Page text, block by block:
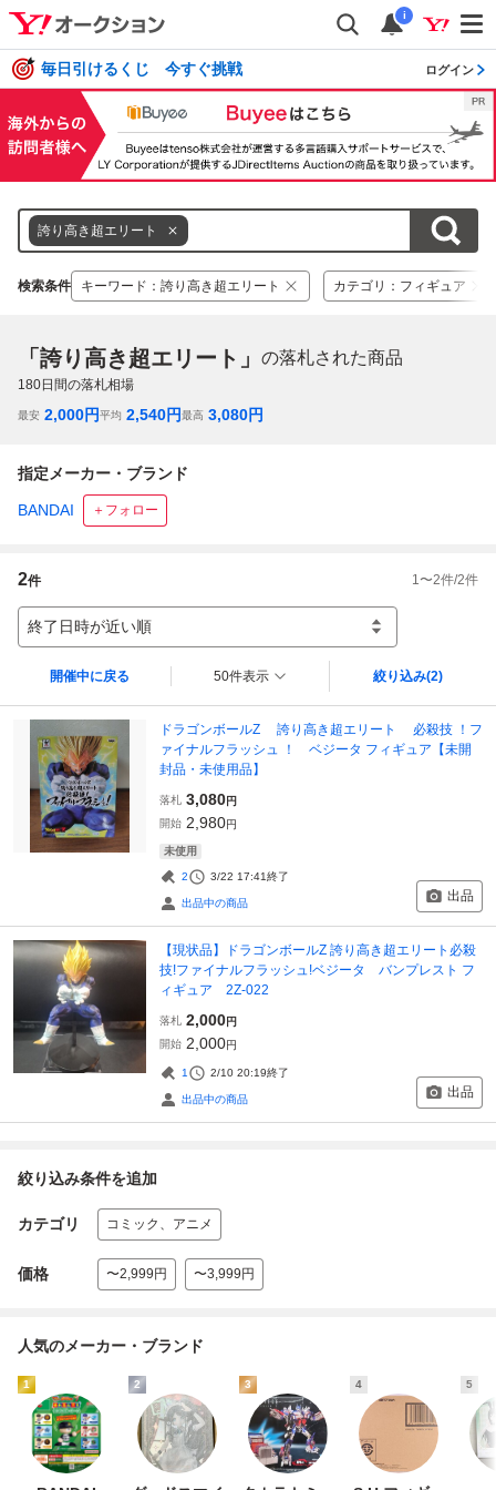
i
毎日引けるくじ 今すぐ挑戦 ログイン
誇り高き超エリート
検索条件 キーワード ： 誇り高き超エリート カテゴリ ： フィギュア
「誇り高き超エリート」 の落札された商品
180日間の落札相場
最安 2,000円平均 2,540円最高 3,080円
指定メーカー・ブランド
BANDAI ＋フォロー
2件 1 〜2件/2件
終了日時が近い順
開催中に戻る 50件表示 絞り込み(2)
ドラゴンボールZ 誇り高き超エリート 必殺技 ！フ
ァイナルフラッシュ ！ ベジータ フィギュア【未開
封品・未使用品】
落札 3,080円
開始 2,980円
未使用
2 3/22 17:41終了
出品中の商品 出品
【現状品】ドラゴンボールZ 誇り高き超エリート必殺
技!ファイナルフラッシュ!ベジータ バンプレスト フ
ィギュア 2Z-022
落札 2,000円
開始 2,000円
1 2/10 20:19終了
出品中の商品 出品
絞り込み条件を追加
カテゴリ コミック、アニメ
価格 〜2,999円 〜3,999円
人気のメーカー・ブランド
1 2 3 4 5